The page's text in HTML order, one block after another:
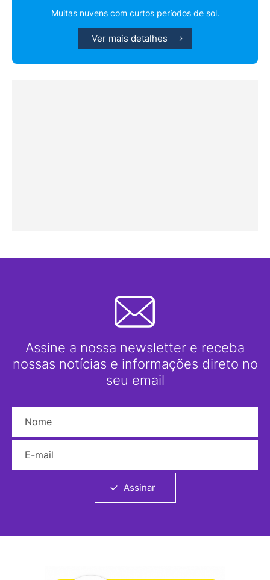
Muitas nuvens com curtos períodos de sol.
Ver mais detalhes
Assine a nossa newsletter e receba
nossas notícias e informações direto no
seu email
Assinar